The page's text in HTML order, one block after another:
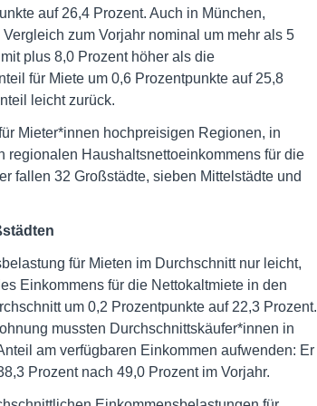
auf 26,4 Prozent. Auch in München,
zum Vorjahr nominal um mehr als 5
plus 8,0 Prozent höher als die
für Miete um 0,6 Prozentpunkte auf 25,8
leicht zurück.
Mieter*innen hochpreisigen Regionen, in
regionalen Haushaltsnettoeinkommens für die
fallen 32 Großstädte, sieben Mittelstädte und
für Mieten im Durchschnitt nur leicht,
Einkommens für die Nettokaltmiete in den
um 0,2 Prozentpunkte auf 22,3 Prozent.
mussten Durchschnittskäufer*innen in
am verfügbaren Einkommen aufwenden: Er
Prozent nach 49,0 Prozent im Vorjahr.